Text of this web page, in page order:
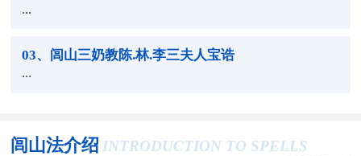
...
03、闾山三奶教陈.林.李三夫人宝诰
...
闾山法介绍 INTRODUCTION TO SPELLS